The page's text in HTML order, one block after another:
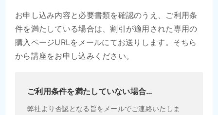
お申し込み内容と必要書類を確認のうえ、ご利用条
件を満たしている場合は、割引が適用された専用の
購入ページURLをメールにてお送りします。そちら
から講座をお申し込みください。
ご利用条件を満たしていない場合…
弊社より否認となる旨をメールでご連絡いたしま